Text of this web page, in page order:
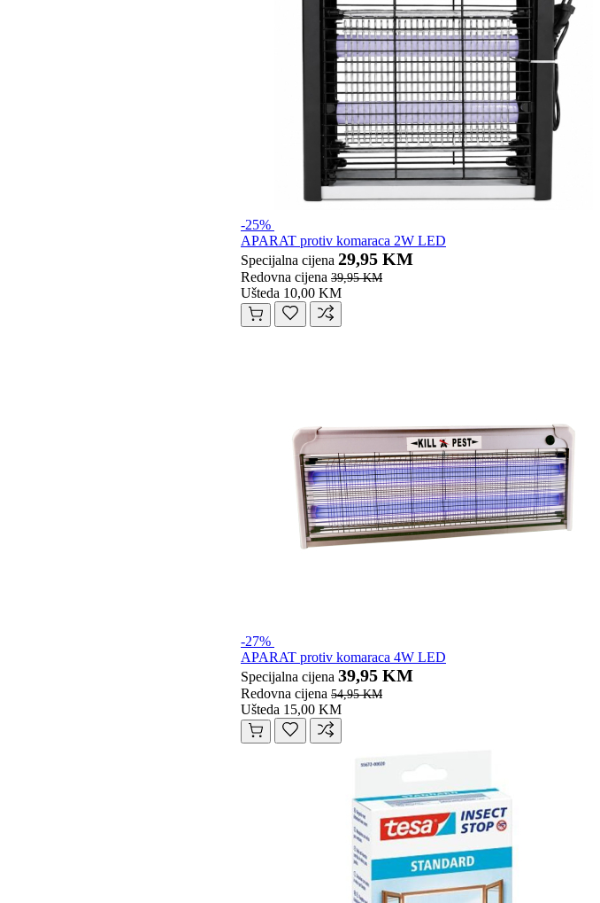
-25%
APARAT protiv komaraca 2W LED
Specijalna cijena 29,95 KM
Redovna cijena 39,95 KM
Ušteda 10,00 KM
-27%
APARAT protiv komaraca 4W LED
Specijalna cijena 39,95 KM
Redovna cijena 54,95 KM
Ušteda 15,00 KM